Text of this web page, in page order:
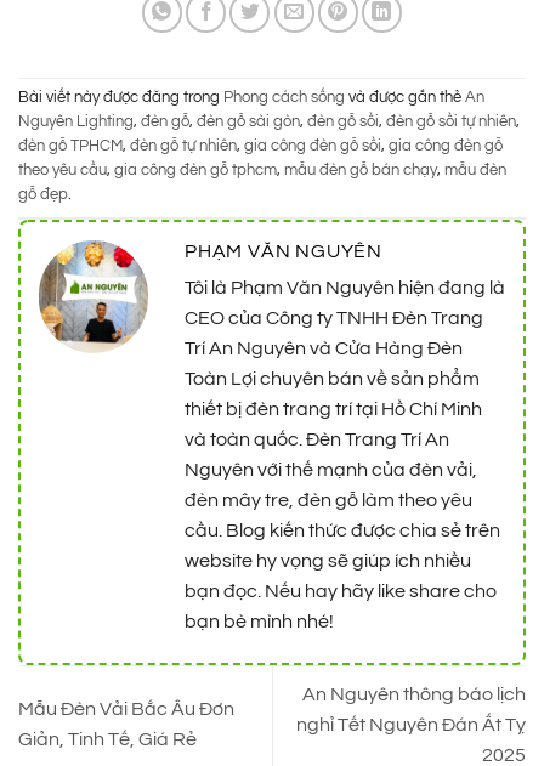
Bài viết này được đăng trong Phong cách sống và được gắn thẻ An
Nguyên Lighting, đèn gỗ, đèn gỗ sài gòn, đèn gỗ sồi, đèn gỗ sồi tự nhiên,
đèn gỗ TPHCM, đèn gỗ tự nhiên, gia công đèn gỗ sồi, gia công đèn gỗ
theo yêu cầu, gia công đèn gỗ tphcm, mẫu đèn gỗ bán chạy, mẫu đèn
gỗ đẹp.
PHẠM VĂN NGUYÊN
Tôi là Phạm Văn Nguyên hiện đang là
CEO của Công ty TNHH Đèn Trang
Trí An Nguyên và Cửa Hàng Đèn
Toàn Lợi chuyên bán về sản phẩm
thiết bị đèn trang trí tại Hồ Chí Minh
và toàn quốc. Đèn Trang Trí An
Nguyên với thế mạnh của đèn vải,
đèn mây tre, đèn gỗ làm theo yêu
cầu. Blog kiến thức được chia sẻ trên
website hy vọng sẽ giúp ích nhiều
bạn đọc. Nếu hay hãy like share cho
bạn bè mình nhé!
Mẫu Đèn Vải Bắc Âu Đơn
Giản, Tinh Tế, Giá Rẻ
An Nguyên thông báo lịch
nghỉ Tết Nguyên Đán Ất Tỵ
2025